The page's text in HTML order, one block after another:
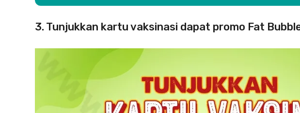
3. Tunjukkan kartu vaksinasi dapat promo Fat